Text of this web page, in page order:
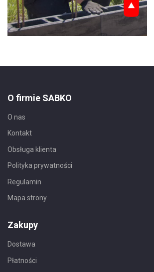
O firmie SABKO
O nas
Kontakt
Obsługa klienta
Polityka prywatności
Regulamin
Mapa strony
Zakupy
Dostawa
Płatności